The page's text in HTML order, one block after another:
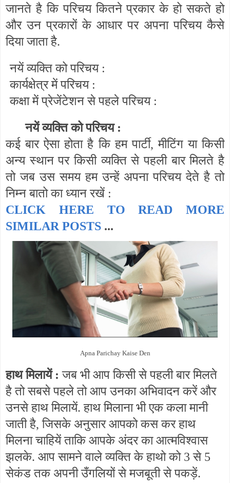
जानते है कि परिचय कितने प्रकार के हो सकते हो
और उन प्रकारों के आधार पर अपना परिचय कैसे
दिया जाता है.
नयें व्यक्ति को परिचय :
कार्यक्षेत्र में परिचय :
कक्षा में प्रेजेंटेशन से पहले परिचय :
नयें व्यक्ति को परिचय:
कई बार ऐसा होता है कि हम पार्टी, मीटिंग या किसी
अन्य स्थान पर किसी व्यक्ति से पहली बार मिलते है
तो जब उस समय हम उन्हें अपना परिचय देते है तो
निम्न बातो का ध्यान रखें :
CLICK HERE TO READ MORE
SIMILAR POSTS ...
Apna Parichay Kaise Den
हाथ मिलायें :जब भी आप किसी से पहली बार मिलते
है तो सबसे पहले तो आप उनका अभिवादन करें और
उनसे हाथ मिलायें. हाथ मिलाना भी एक कला मानी
जाती है, जिसके अनुसार आपको कस कर हाथ
मिलना चाहियें ताकि आपके अंदर का आत्मविश्वास
झलके. आप सामने वाले व्यक्ति के हाथो को 3 से 5
सेकंड तक अपनी उँगलियों से मजबूती से पकड़ें.